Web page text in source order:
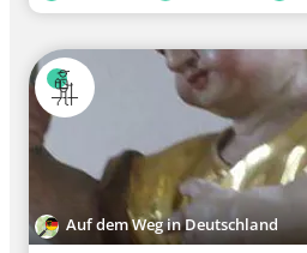
Auf dem Weg in Deutschland